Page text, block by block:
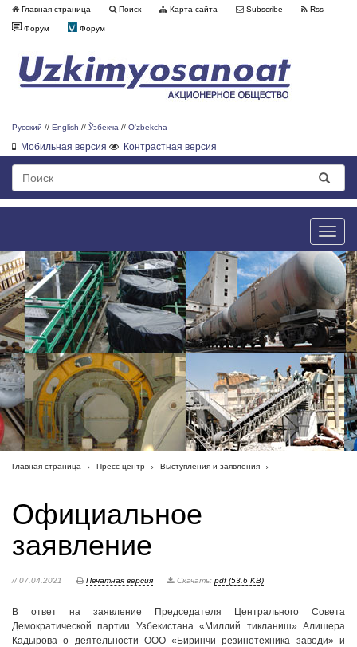
Главная страница Поиск Карта сайта Subscribe Rss
Форум Форум
Русский // English // Ўзбекча // O'zbekcha
Мобильная версия Контрастная версия
Toggle
Главная страница Пресс-центр Выступления и заявления
Официальное
заявление
// 07.04.2021 Печатная версия Скачать: pdf (53.6 KB)
В ответ на заявление Председателя Центрального Совета
Демократической партии Узбекистана «Миллий тикланиш» Алишера
Кадырова о деятельности ООО «Биринчи резинотехника заводи» и